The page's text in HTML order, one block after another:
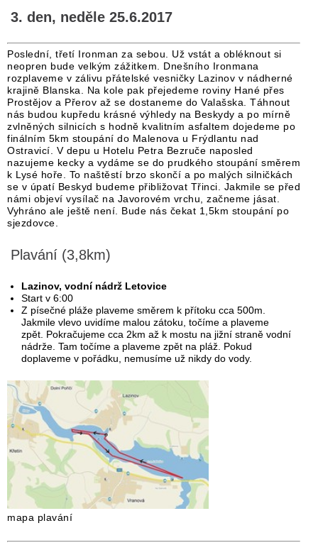
3. den, neděle 25.6.2017
Poslední, třetí Ironman za sebou. Už vstát a obléknout si
neopren bude velkým zážitkem. Dnešního Ironmana
rozplaveme v zálivu přátelské vesničky Lazinov v nádherné
krajině Blanska. Na kole pak přejedeme roviny Hané přes
Prostějov a Přerov až se dostaneme do Valašska. Táhnout
nás budou kupředu krásné výhledy na Beskydy a po mírně
zvlněných silnicích s hodně kvalitním asfaltem dojedeme po
finálním 5km stoupání do Malenova u Frýdlantu nad
Ostravicí. V depu u Hotelu Petra Bezruče naposled
nazujeme kecky a vydáme se do prudkého stoupání směrem
k Lysé hoře. To naštěstí brzo skončí a po malých silničkách
se v úpatí Beskyd budeme přibližovat Třinci. Jakmile se před
námi objeví vysílač na Javorovém vrchu, začneme jásat.
Vyhráno ale ještě není. Bude nás čekat 1,5km stoupání po
sjezdovce.
Plavání (3,8km)
Lazinov, vodní nádrž Letovice
Start v 6:00
Z písečné pláže plaveme směrem k přítoku cca 500m.
Jakmile vlevo uvidíme malou zátoku, točíme a plaveme
zpět. Pokračujeme cca 2km až k mostu na jižní straně vodní
nádrže. Tam točíme a plaveme zpět na pláž. Pokud
doplaveme v pořádku, nemusíme už nikdy do vody.
mapa plavání